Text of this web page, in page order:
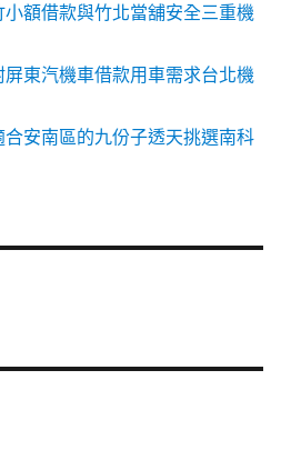
額借款與竹北當舖安全三重機
東汽機車借款用車需求台北機
安南區的九份子透天挑選南科